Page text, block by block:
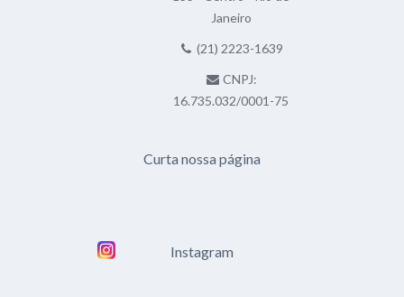
Janeiro
(21) 2223-1639
CNPJ:
16.735.032/0001-75
Curta nossa página
Instagram